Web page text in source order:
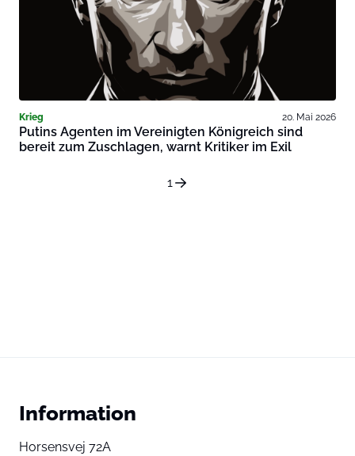
Krieg 20. Mai 2026
Putins Agenten im Vereinigten Königreich sind
bereit zum Zuschlagen, warnt Kritiker im Exil
1
Information
Horsensvej 72A